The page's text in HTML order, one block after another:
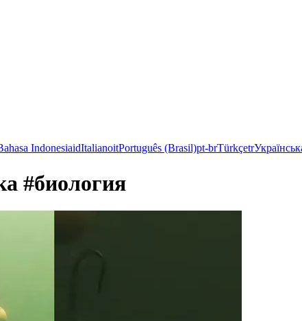
IndonesiaidItalianoitPortuguês (Brasil)pt-brTürkçetr
#биология